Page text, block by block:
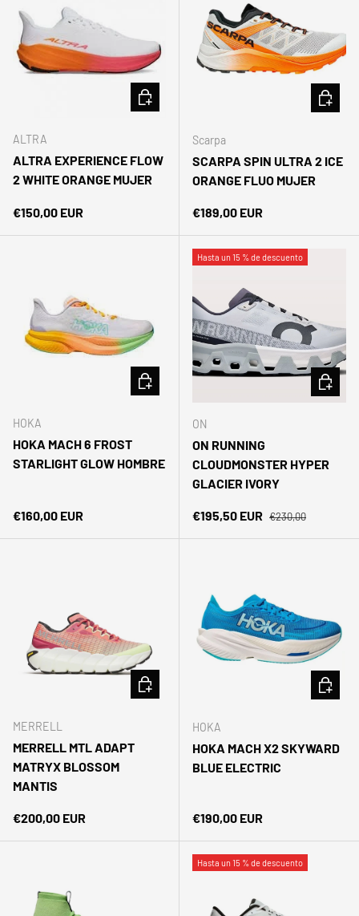
ALTRA
ALTRA EXPERIENCE FLOW
2 WHITE ORANGE MUJER
Precio normal
€150,00 EUR
ELEGIR OPCIONES
Scarpa
SCARPA SPIN ULTRA 2 ICE
ORANGE FLUO MUJER
Precio normal
€189,00 EUR
ELEGIR
HOKA
HOKA MACH 6 FROST
STARLIGHT GLOW HOMBRE
Precio normal
€160,00 EUR
ELEGIR OPCIONES
Hasta un 15 % de descuento
ON
ON RUNNING
CLOUDMONSTER HYPER
GLACIER IVORY
Precio de venta
€195,50 EUR Precio normal
€230,00
ELEGIR
MERRELL
MERRELL MTL ADAPT
MATRYX BLOSSOM
MANTIS
Precio normal
€200,00 EUR
ELEGIR OPCIONES
HOKA
HOKA MACH X2 SKYWARD
BLUE ELECTRIC
Precio normal
€190,00 EUR
ELEGIR
Hasta un 15 % de descuento